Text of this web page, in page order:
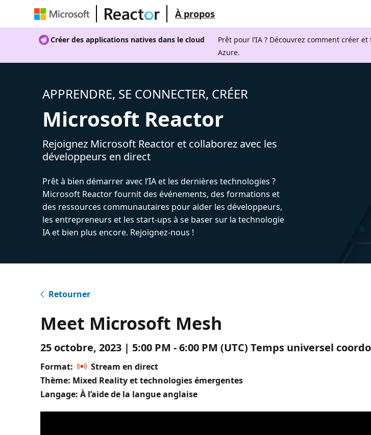
À propos
Créer des applications natives dans le cloud
Prêt pour l’IA ? Découvrez comment créer
Azure.
APPRENDRE, SE CONNECTER, CRÉER
Microsoft Reactor
Rejoignez Microsoft Reactor et collaborez avec les
développeurs en direct
Prêt à bien démarrer avec l’IA et les dernières technologies ?
Microsoft Reactor fournit des événements, des formations et
des ressources communautaires pour aider les développeurs,
les entrepreneurs et les start-ups à se baser sur la technologie
IA et bien plus encore. Rejoignez-nous !
Retourner
Meet Microsoft Mesh
25 octobre, 2023 | 5:00 PM - 6:00 PM (UTC) Temps universel
Format:
Stream en direct
Thème: Mixed Reality et technologies émergentes
Langage: À l’aide de la langue anglaise